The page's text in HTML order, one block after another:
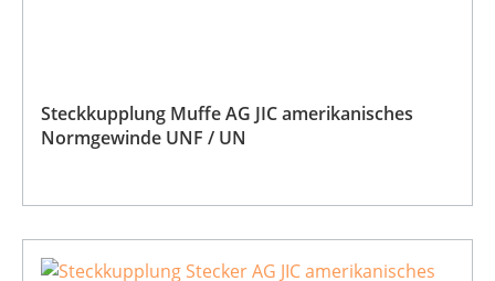
Steckkupplung Muffe AG JIC amerikanisches
Normgewinde UNF / UN